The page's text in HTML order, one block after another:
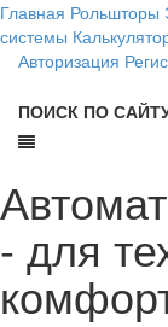
Главная Рольшторы
системы
Авторизация
ПОИСК ПО
- для